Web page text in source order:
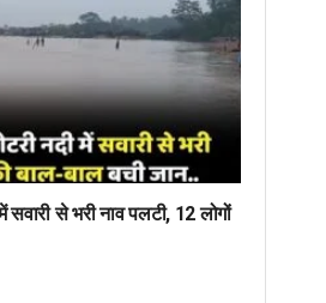
से भरी नाव पलटी, 12 लोगों